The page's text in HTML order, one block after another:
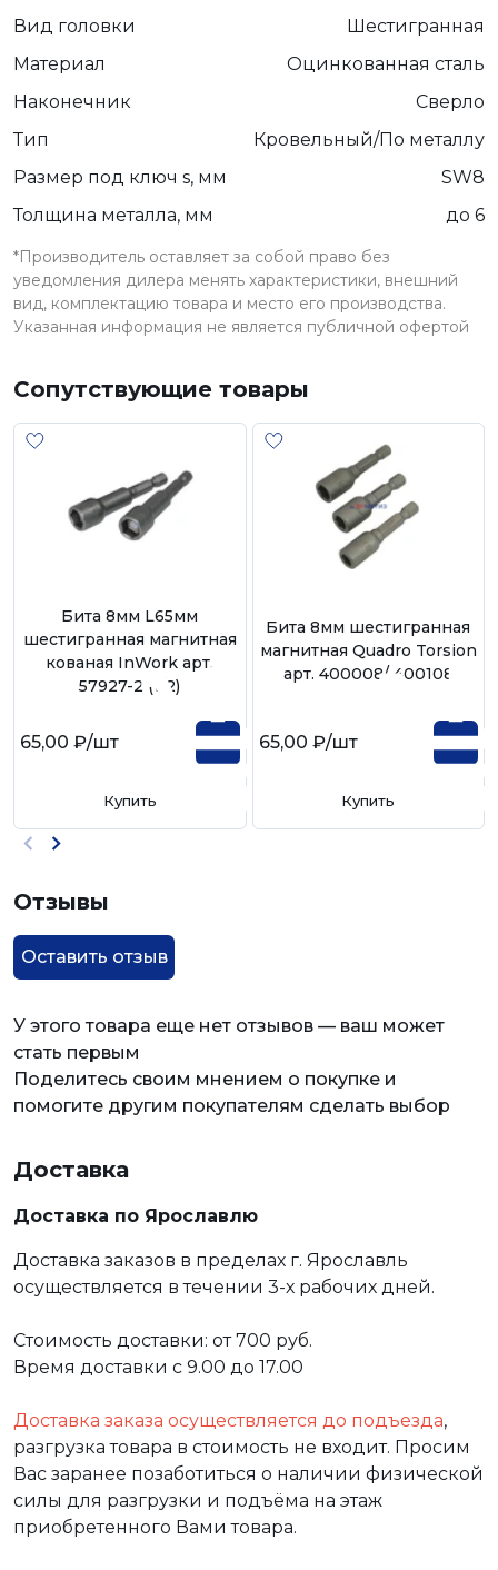
Вид головки
Шестигранная
Материал
Оцинкованная сталь
Наконечник
Сверло
Тип
Кровельный/По металлу
Размер под ключ s, мм
SW8
Толщина металла, мм
до 6
*Производитель оставляет за собой право без
уведомления дилера менять характеристики, внешний
вид, комплектацию товара и место его производства.
Указанная информация не является публичной офертой
Сопутствующие товары
Бита 8мм L65мм
шестигранная магнитная
кованая InWork арт.
57927-2 (1/2)
65,00 ₽/шт
Купить
Бита 8мм шестигранная
магнитная Quadro Torsion
арт. 400008/ 400108
65,00 ₽/шт
Купить
Отзывы
Оставить отзыв
У этого товара еще нет отзывов — ваш может
стать первым
Поделитесь своим мнением о покупке и
помогите другим покупателям сделать выбор
Доставка
Доставка по Ярославлю
Доставка заказов в пределах г. Ярославль
осуществляется в течении 3-х рабочих дней.
Стоимость доставки: от 700 руб.
Время доставки с 9.00 до 17.00
Доставка заказа осуществляется до подъезда,
разгрузка товара в стоимость не входит. Просим
Вас заранее позаботиться о наличии физической
силы для разгрузки и подъёма на этаж
приобретенного Вами товара.